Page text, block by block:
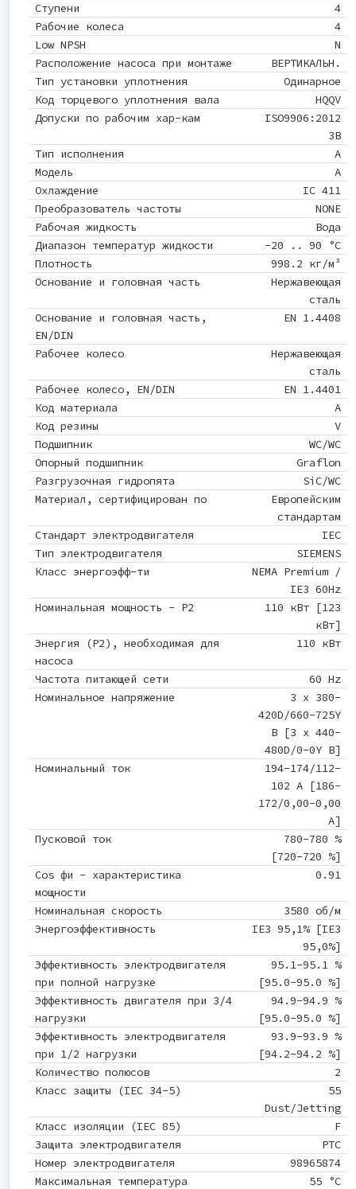
Ступени
4
Рабочие колеса
4
Low NPSH
N
Расположение насоса при монтаже
ВЕРТИКАЛЬН.
Тип установки уплотнения
Одинарное
Код торцевого уплотнения вала
HQQV
Допуски по рабочим хар-кам
ISO9906:2012
3B
Тип исполнения
A
Модель
A
Охлаждение
IC 411
Преобразователь частоты
NONE
Рабочая жидкость
Вода
Диапазон температур жидкости
-20 .. 90 °C
Плотность
998.2 кг/м³
Основание и головная часть
Нержавеющая
сталь
Основание и головная часть,
EN/DIN
EN 1.4408
Рабочее колесо
Нержавеющая
сталь
Рабочее колесо, EN/DIN
EN 1.4401
Код материала
A
Код резины
V
Подшипник
WC/WC
Опорный подшипник
Graflon
Разгрузочная гидропята
SiC/WC
Материал, сертифицирован по
Европейским
стандартам
Стандарт электродвигателя
IEC
Тип электродвигателя
SIEMENS
Класс энергоэфф-ти
NEMA Premium /
IE3 60Hz
Номинальная мощность - P2
110 кВт [123
кВт]
Энергия (Р2), необходимая для
насоса
110 кВт
Частота питающей сети
60 Hz
Номинальное напряжение
3 x 380-
420D/660-725Y
В [3 x 440-
480D/0-0Y В]
Номинальный ток
194-174/112-
102 A [186-
172/0,00-0,00
A]
Пусковой ток
780-780 %
[720-720 %]
Cos фи - характеристика
мощности
0.91
Номинальная скорость
3580 об/м
Энергоэффективность
IE3 95,1% [IE3
95,0%]
Эффективность электродвигателя
при полной нагрузке
95.1-95.1 %
[95.0-95.0 %]
Эффективность двигателя при 3/4
нагрузки
94.9-94.9 %
[95.0-95.0 %]
Эффективность электродвигателя
при 1/2 нагрузки
93.9-93.9 %
[94.2-94.2 %]
Количество полюсов
2
Класс защиты (IEC 34-5)
55
Dust/Jetting
Класс изоляции (IEC 85)
F
Защита электродвигателя
PTC
Номер электродвигателя
98965874
Максимальная температура
55 °C